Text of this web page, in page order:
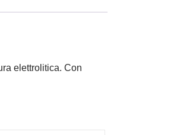
elettrolitica. Con